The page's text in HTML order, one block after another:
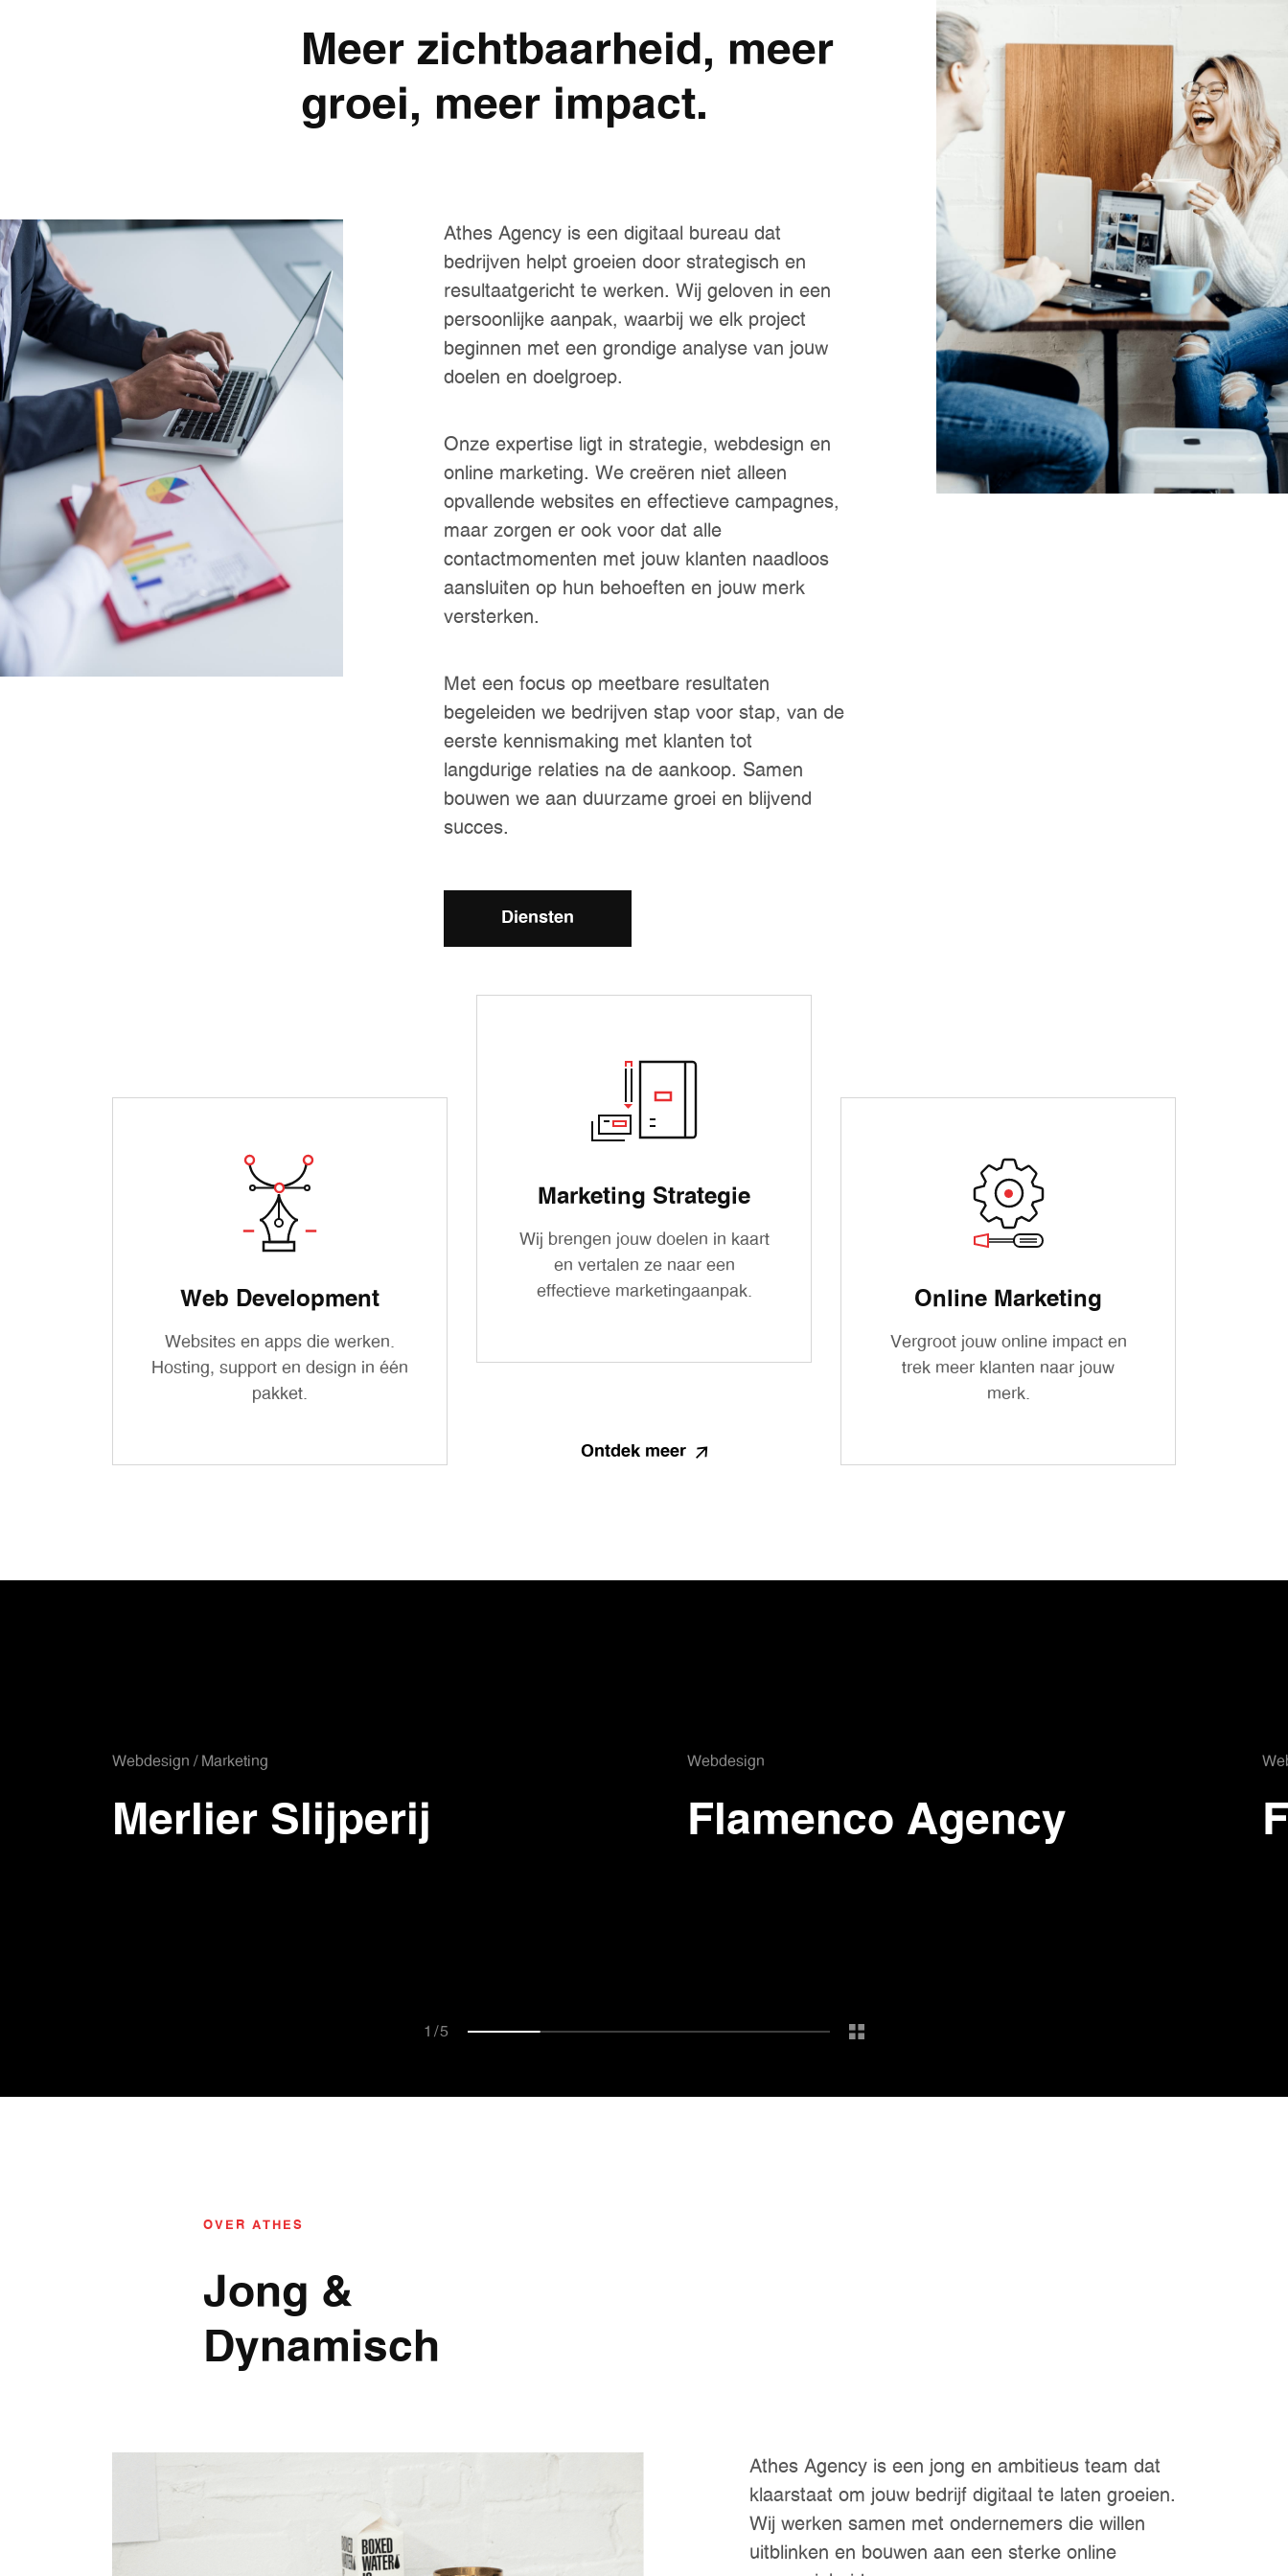
Meer zichtbaarheid, meer
groei, meer impact.
Athes Agency is een digitaal bureau dat
bedrijven helpt groeien door strategisch en
resultaatgericht te werken. Wij geloven in een
persoonlijke aanpak, waarbij we elk project
beginnen met een grondige analyse van jouw
doelen en doelgroep.
Onze expertise ligt in strategie, webdesign en
online marketing. We creëren niet alleen
opvallende websites en effectieve campagnes,
maar zorgen er ook voor dat alle
contactmomenten met jouw klanten naadloos
aansluiten op hun behoeften en jouw merk
versterken.
Met een focus op meetbare resultaten
begeleiden we bedrijven stap voor stap, van de
eerste kennismaking met klanten tot
langdurige relaties na de aankoop. Samen
bouwen we aan duurzame groei en blijvend
succes.
Diensten
Web Development
Websites en apps die werken.
Hosting, support en design in één
pakket.
Online Marketing
Vergroot jouw online impact en
trek meer klanten naar jouw
merk.
Marketing Strategie
Wij brengen jouw doelen in kaart
en vertalen ze naar een
effectieve marketingaanpak.
Ontdek meer
Webdesign / Marketing
Merlier Slijperij
Webdesign
Flamenco Agency
1 /5
OVER ATHES
Jong &
Dynamisch
Athes Agency is een jong en ambitieus team dat
klaarstaat om jouw bedrijf digitaal te laten groeien.
Wij werken samen met ondernemers die willen
uitblinken en bouwen aan een sterke online